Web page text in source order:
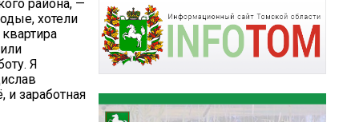
района, —
хотели
Я
и заработная